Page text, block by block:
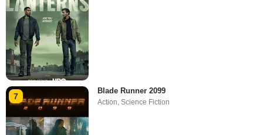
7
Blade Runner 2099
Action,Science Fiction